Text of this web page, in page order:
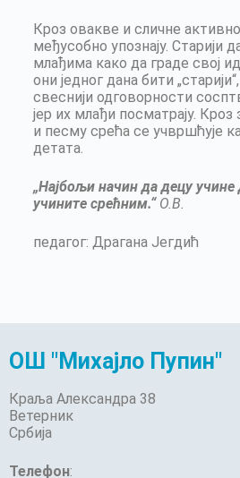
Кроз овакве и сличне
међусобно упознају. Старији
млађима како да граде свој
они једног дана бити
свеснији одгoворности
јер их млађи посматрају.
и песму срећа се учвршћује
детата.
„Најбољи начин да децу учине
учините срећним.“О.В.
педагог: Драгана Јегдић
ОШ "Михајло Пупин"
Краља Александра 38
Ветерник
Србија
Телефон: